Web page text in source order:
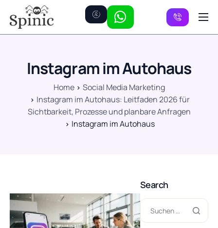
Preise
Kontakt
Instagram im Autohaus
Home
Social Media Marketing
Instagram im Autohaus: Leitfaden 2026 für
Sichtbarkeit, Prozesse und planbare Anfragen
Instagram im Autohaus
Search